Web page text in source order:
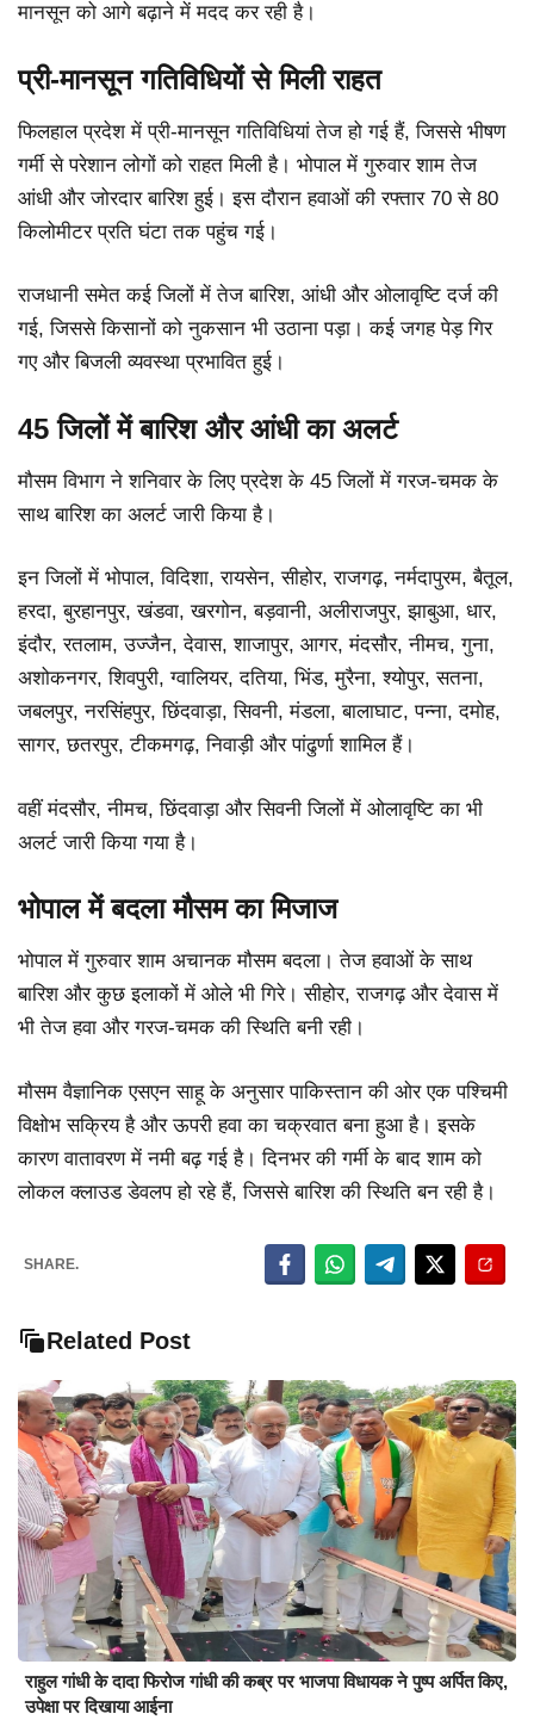
मानसून को आगे बढ़ाने में मदद कर रही है।
प्री-मानसून गतिविधियों से मिली राहत
फिलहाल प्रदेश में प्री-मानसून गतिविधियां तेज हो गई हैं, जिससे भीषण
गर्मी से परेशान लोगों को राहत मिली है। भोपाल में गुरुवार शाम तेज
आंधी और जोरदार बारिश हुई। इस दौरान हवाओं की रफ्तार 70 से 80
किलोमीटर प्रति घंटा तक पहुंच गई।
राजधानी समेत कई जिलों में तेज बारिश, आंधी और ओलावृष्टि दर्ज की
गई, जिससे किसानों को नुकसान भी उठाना पड़ा। कई जगह पेड़ गिर
गए और बिजली व्यवस्था प्रभावित हुई।
45 जिलों में बारिश और आंधी का अलर्ट
मौसम विभाग ने शनिवार के लिए प्रदेश के 45 जिलों में गरज-चमक के
साथ बारिश का अलर्ट जारी किया है।
इन जिलों में भोपाल, विदिशा, रायसेन, सीहोर, राजगढ़, नर्मदापुरम, बैतूल,
हरदा, बुरहानपुर, खंडवा, खरगोन, बड़वानी, अलीराजपुर, झाबुआ, धार,
इंदौर, रतलाम, उज्जैन, देवास, शाजापुर, आगर, मंदसौर, नीमच, गुना,
अशोकनगर, शिवपुरी, ग्वालियर, दतिया, भिंड, मुरैना, श्योपुर, सतना,
जबलपुर, नरसिंहपुर, छिंदवाड़ा, सिवनी, मंडला, बालाघाट, पन्ना, दमोह,
सागर, छतरपुर, टीकमगढ़, निवाड़ी और पांढुर्णा शामिल हैं।
वहीं मंदसौर, नीमच, छिंदवाड़ा और सिवनी जिलों में ओलावृष्टि का भी
अलर्ट जारी किया गया है।
भोपाल में बदला मौसम का मिजाज
भोपाल में गुरुवार शाम अचानक मौसम बदला। तेज हवाओं के साथ
बारिश और कुछ इलाकों में ओले भी गिरे। सीहोर, राजगढ़ और देवास में
भी तेज हवा और गरज-चमक की स्थिति बनी रही।
मौसम वैज्ञानिक एसएन साहू के अनुसार पाकिस्तान की ओर एक पश्चिमी
विक्षोभ सक्रिय है और ऊपरी हवा का चक्रवात बना हुआ है। इसके
कारण वातावरण में नमी बढ़ गई है। दिनभर की गर्मी के बाद शाम को
लोकल क्लाउड डेवलप हो रहे हैं, जिससे बारिश की स्थिति बन रही है।
SHARE.
Related Post
राहुल गांधी के दादा फिरोज गांधी की कब्र पर भाजपा विधायक ने पुष्प अर्पित किए,
उपेक्षा पर दिखाया आईना